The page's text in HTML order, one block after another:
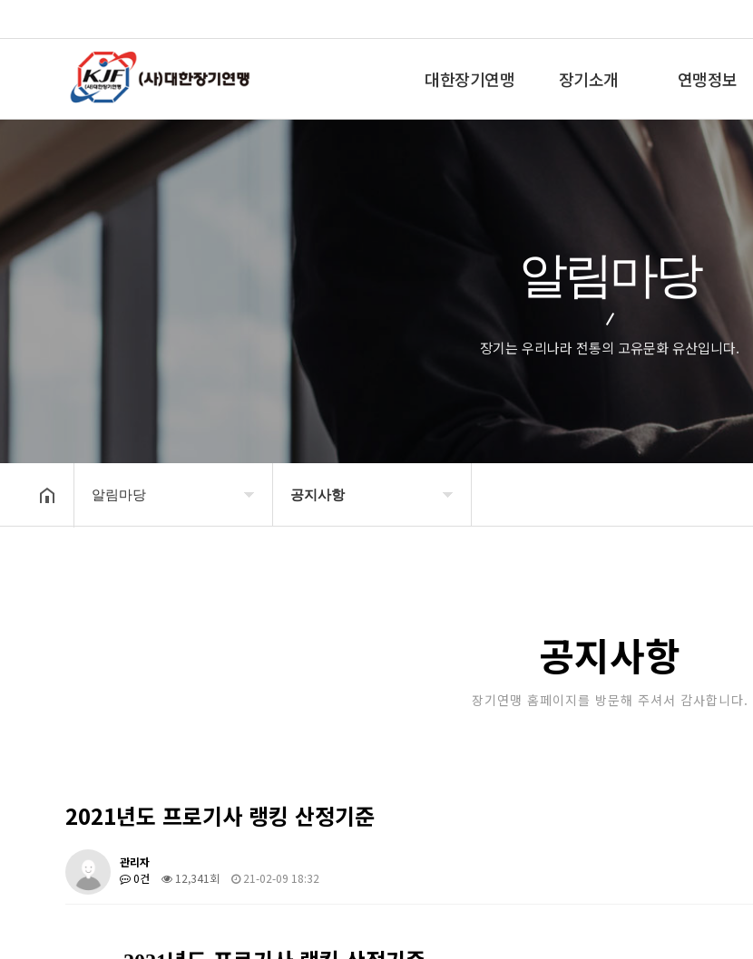
대한장기연맹 장기소개 연맹정보
프로기사 정보
아마기사 정보
장기대회 일정
자료실
알림마당
장기는 우리나라 전통의 고유문화 유산입니다.
알림마당 공지사항
공지사항
장기연맹 홈페이지를 방문해 주셔서 감사합니다.
2021년도 프로기사 랭킹 산정기준
관리자
0건
12,341회 21-02-09 18:32